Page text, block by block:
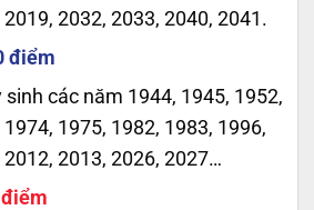
2032, 2033, 2040, 2041.
điểm
các năm 1944, 1945, 1952,
1975, 1982, 1983, 1996,
2013, 2026, 2027…